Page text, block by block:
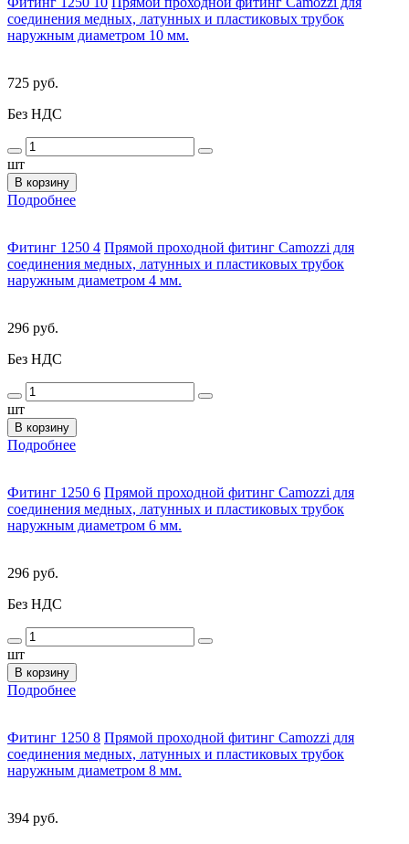
соединения медных, латунных и пластиковых трубок
наружным диаметром 10 мм.
725 руб.
Без НДС
шт
В корзину
Подробнее
Фитинг 1250 4 Прямой проходной фитинг Camozzi для
соединения медных, латунных и пластиковых трубок
наружным диаметром 4 мм.
296 руб.
Без НДС
шт
В корзину
Подробнее
Фитинг 1250 6 Прямой проходной фитинг Camozzi для
соединения медных, латунных и пластиковых трубок
наружным диаметром 6 мм.
296 руб.
Без НДС
шт
В корзину
Подробнее
Фитинг 1250 8 Прямой проходной фитинг Camozzi для
соединения медных, латунных и пластиковых трубок
наружным диаметром 8 мм.
394 руб.